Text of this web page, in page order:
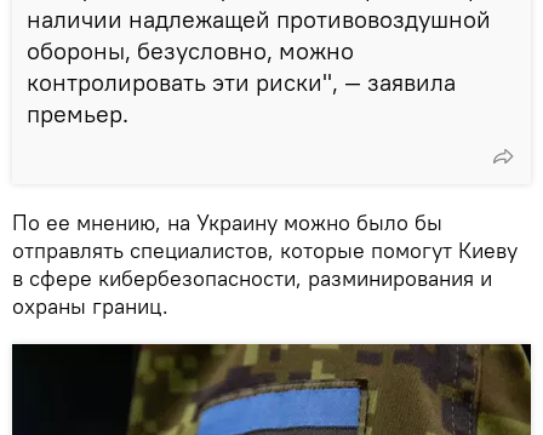
наличии надлежащей противовоздушной
обороны, безусловно, можно
контролировать эти риски", — заявила
премьер.
По ее мнению, на Украину можно было бы
отправлять специалистов, которые помогут Киеву
в сфере кибербезопасности, разминирования и
охраны границ.